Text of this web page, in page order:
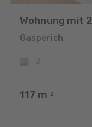
Wohnung mit
Gasperich
117 m 2